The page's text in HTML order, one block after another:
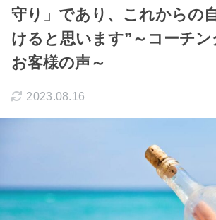
守り」であり、これからの
けると思います”～コーチン
お客様の声～
2023.08.16